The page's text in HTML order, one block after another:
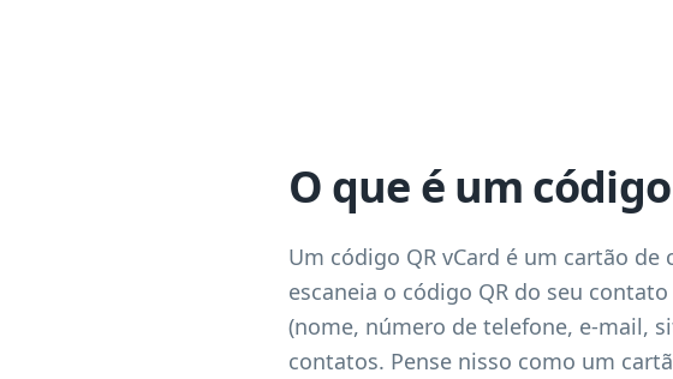
O que é um
Um código QR vCard é um cartão
escaneia o código QR do seu
(nome, número de telefone, e-mail,
contatos. Pense nisso como um